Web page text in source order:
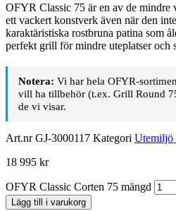
OFYR Classic 75 är en av de
ett vackert konstverk även när den
karaktäristiska rostbruna patina som
perfekt grill för mindre uteplatser och
Notera: Vi har hela OFYR-
vill ha tillbehör (t.ex. Grill Round
de vi visar.
Art.nrGJ-3000117 Kategori Utemiljö
18 995 kr
OFYR Classic Corten 75 mängd
Lägg till i varukorg